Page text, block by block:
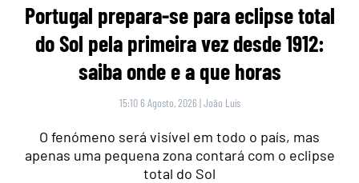
Portugal prepara-se para eclipse total
do Sol pela primeira vez desde 1912:
saiba onde e a que horas
15:10 6 Agosto, 2026 |João Luís
O fenómeno será visível em todo o país, mas
apenas uma pequena zona contará com o eclipse
total do Sol